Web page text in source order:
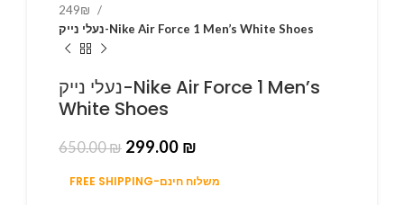
נעלי נייק-Nike Air Force 1 Men’s White Shoes
נעלי נייק-Nike Air Force 1 Men’s
White Shoes
650.00₪ 299.00 ₪
FREE SHIPPING-משלוח חינם